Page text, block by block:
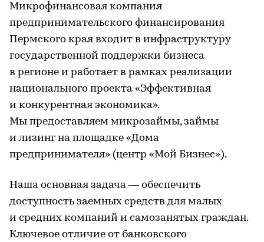
Микрофинансовая компания
предпринимательского финансирования
Пермского края входит в инфраструктуру
государственной поддержки бизнеса
в регионе и работает в рамках реализации
национального проекта «Эффективная
и конкурентная экономика».
Мы предоставляем микрозаймы, займы
и лизинг на площадке «Дома
предпринимателя» (центр «Мой Бизнес»).
Наша основная задача — обеспечить
доступность заемных средств для малых
и средних компаний и самозанятых граждан.
Ключевое отличие от банковского